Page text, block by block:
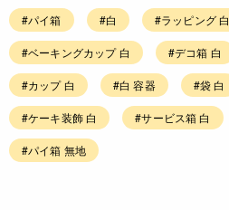
#パイ箱 #白 #ラッピング 白
#ベーキングカップ 白 #デコ箱 白
#カップ 白 #白 容器 #袋 白
#ケーキ装飾 白 #サービス箱 白
#パイ箱 無地